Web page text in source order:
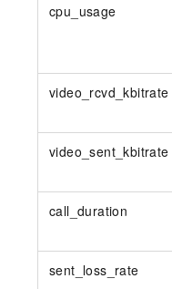
cpu_usage
video_rcvd_kbitrate
video_sent_kbitrate
call_duration
sent_loss_rate